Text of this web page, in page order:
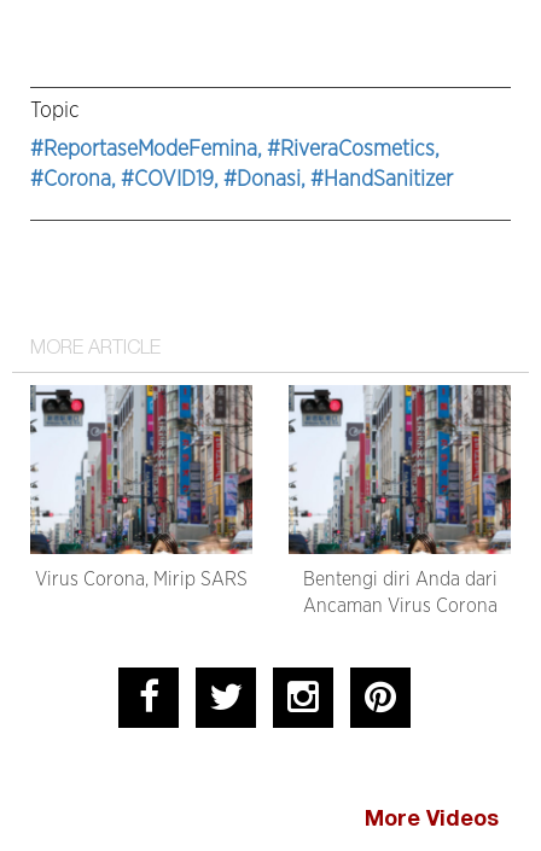
Topic
#ReportaseModeFemina, #RiveraCosmetics,
#Corona, #COVID19, #Donasi, #HandSanitizer
MORE ARTICLE
Virus Corona, Mirip SARS
Bentengi diri Anda dari
Ancaman Virus Corona
More Videos